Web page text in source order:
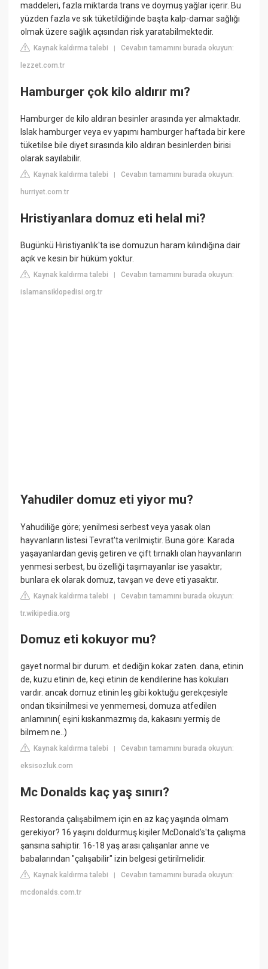
maddeleri, fazla miktarda trans ve doymuş yağlar içerir. Bu
yüzden fazla ve sık tüketildiğinde başta kalp-damar sağlığı
olmak üzere sağlık açısından risk yaratabilmektedir.
Kaynak kaldırma talebi |Cevabın tamamını burada okuyun:
lezzet.com.tr
Hamburger çok kilo aldırır mı?
Hamburger de kilo aldıran besinler arasında yer almaktadır.
Islak hamburger veya ev yapımı hamburger haftada bir kere
tüketilse bile diyet sırasında kilo aldıran besinlerden birisi
olarak sayılabilir.
Kaynak kaldırma talebi |Cevabın tamamını burada okuyun:
hurriyet.com.tr
Hristiyanlara domuz eti helal mi?
Bugünkü Hıristiyanlık'ta ise domuzun haram kılındığına dair
açık ve kesin bir hüküm yoktur.
Kaynak kaldırma talebi |Cevabın tamamını burada okuyun:
islamansiklopedisi.org.tr
Yahudiler domuz eti yiyor mu?
Yahudiliğe göre; yenilmesi serbest veya yasak olan
hayvanların listesi Tevrat'ta verilmiştir. Buna göre: Karada
yaşayanlardan geviş getiren ve çift tırnaklı olan hayvanların
yenmesi serbest, bu özelliği taşımayanlar ise yasaktır;
bunlara ek olarak domuz, tavşan ve deve eti yasaktır.
Kaynak kaldırma talebi |Cevabın tamamını burada okuyun:
tr.wikipedia.org
Domuz eti kokuyor mu?
gayet normal bir durum. et dediğin kokar zaten. dana, etinin
de, kuzu etinin de, keçi etinin de kendilerine has kokuları
vardır. ancak domuz etinin leş gibi koktuğu gerekçesiyle
ondan tiksinilmesi ve yenmemesi, domuza atfedilen
anlamının( eşini kıskanmazmış da, kakasını yermiş de
bilmem ne..)
Kaynak kaldırma talebi |Cevabın tamamını burada okuyun:
eksisozluk.com
Mc Donalds kaç yaş sınırı?
Restoranda çalışabilmem için en az kaç yaşında olmam
gerekiyor? 16 yaşını doldurmuş kişiler McDonald's'ta çalışma
şansına sahiptir. 16-18 yaş arası çalışanlar anne ve
babalarından "çalışabilir" izin belgesi getirilmelidir.
Kaynak kaldırma talebi |Cevabın tamamını burada okuyun:
mcdonalds.com.tr